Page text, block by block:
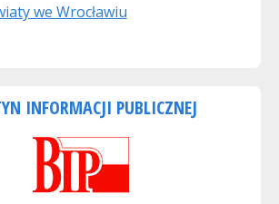
we Wrocławiu
INFORMACJI PUBLICZNEJ